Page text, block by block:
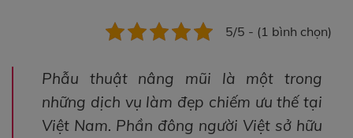
5/5 - (1 bình chọn)
Phẫu thuật nâng mũi là một trong
những dịch vụ làm đẹp chiếm ưu thế tại
Việt Nam. Phần đông người Việt sở hữu